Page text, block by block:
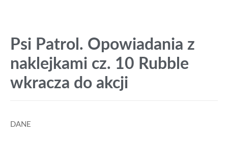
Psi Patrol. Opowiadania z
naklejkami cz. 10 Rubble
wkracza do akcji
DANE